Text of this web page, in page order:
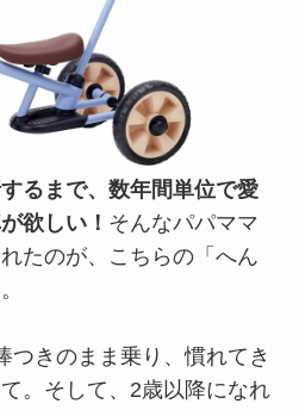
るまで、数年間単位で愛
欲しい！ そんなパパママ
たのが、こちらの「へん
つきのまま乗り、慣れてき
。そして、2歳以降になれ